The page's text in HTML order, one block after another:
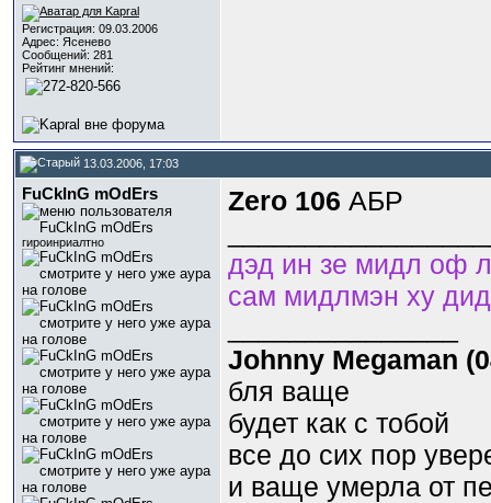
Регистрация: 09.03.2006
Адрес: Ясенево
Сообщений: 281
Рейтинг мнений:
13.03.2006, 17:03
FuCkInG mOdErs
гироинриалтно
Zero 106 АБР
дэд ин зе мидл оф
сам мидлмэн ху
Johnny Megaman
бля ваще
будет как с тобой
все до сих пор
и ваще умерла от